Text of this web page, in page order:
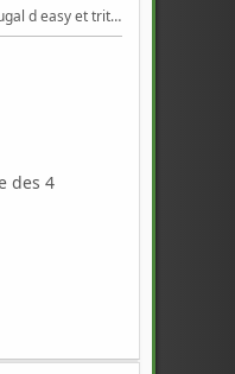
Installation frugal d easy et triton
des 4